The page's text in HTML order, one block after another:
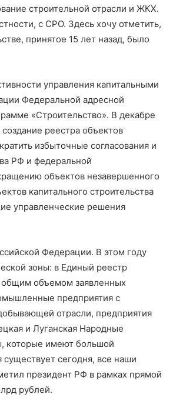
строительной отрасли и ЖКХ.
с СРО. Здесь хочу отметить,
принятое 15 лет назад, было
управления капитальными
Федеральной адресной
«Строительство». В декабре
реестра объектов
избыточные согласования и
РФ и федеральной
объектов незавершенного
капитального строительства
управленческие решения
Федерации. В этом году
зоны: в Единый реестр
общим объемом заявленных
предприятия с
отрасли, предприятия
и Луганская Народные
которые имеют большой
существует сегодня, все наши
президент РФ в рамках прямой
рублей.